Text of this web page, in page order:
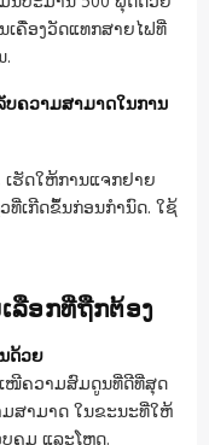
ເຄື່ອງວັດແທກສາຍໄຟທີ່
.
ຄວາມສາມາດໃນການ
ຮັດໃຫ້ການແຈກຢາຍ
ເກີດຂຶ້ນກ່ອນກຳນົດ. ໃຊ້
ລືອກທີ່ຖືກຕ້ອງ
ດ້ວຍ
ໜີຄວາມສົມດູນທີ່ດີທີ່ສຸດ
ສາມາດ ໃນຂະນະທີ່ໃຫ້
ຄຸມ ແລະໂຫຼດ.